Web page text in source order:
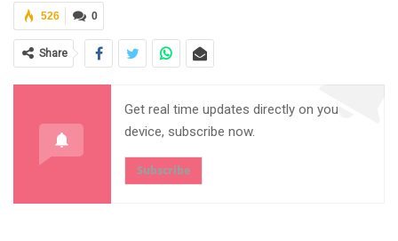
0
526
Share
Get real time updates directly on you
device, subscribe now.
Subscribe